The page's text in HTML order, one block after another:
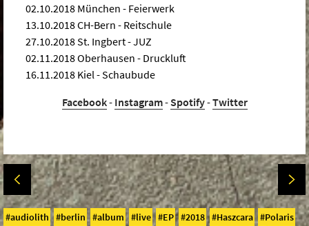
02.10.2018 München - Feierwerk
13.10.2018 CH-Bern - Reitschule
27.10.2018 St. Ingbert - JUZ
02.11.2018 Oberhausen - Druckluft
16.11.2018 Kiel - Schaubude
Facebook- Instagram-Spotify-Twitter
audiolith berlin album live EP 2018 Haszcara
Polaris